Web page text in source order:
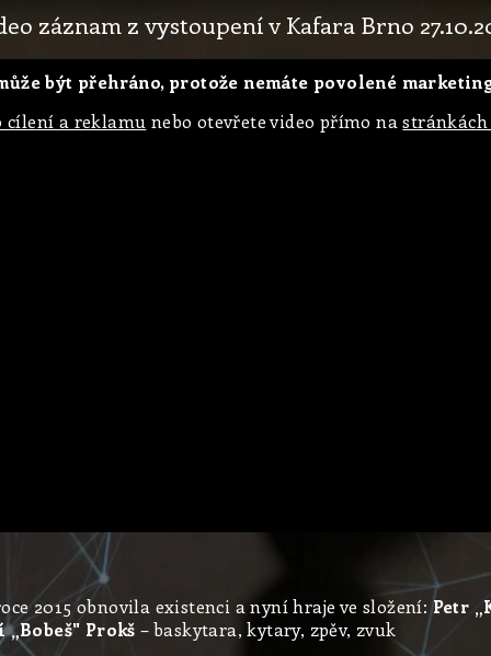
záznam z vystoupení v Kafara Brno
být přehráno, protože nemáte povolené
cílení a reklamu nebo otevřete video přímo nastránkách
2015 obnovila existenci a nyní hraje ve složení:Petr
„Bobeš" Prokš – baskytara, kytary, zpěv, zvuk